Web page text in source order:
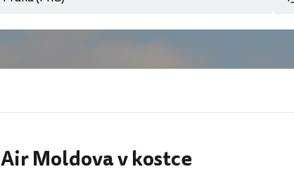
Air Moldova v kostce